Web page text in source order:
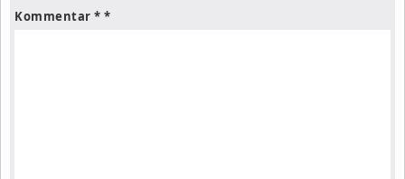
Kommentar *